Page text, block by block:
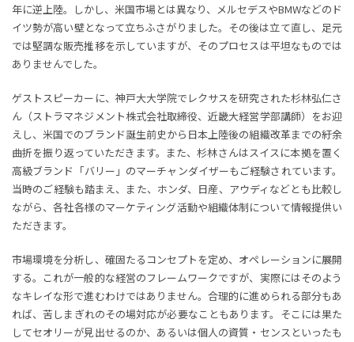
年に逆上陸。しかし、米国市場とは異なり、メルセデスやBMWなどのド
イツ勢が高い壁となって立ちふさがりました。その後は立て直し、足元
では堅調な販売推移を示していますが、そのプロセスは平坦なものでは
ありませんでした。
ゲストスピーカーに、神戸大大学院でレクサスを研究された杉林弘仁さ
ん（ストラマネジメント株式会社取締役、近畿大経営学部講師）をお迎
えし、米国でのブランド誕生前史から日本上陸後の組織改革までの紆余
曲折を振り返っていただきます。また、杉林さんはスイスに本拠を置く
高級ブランド「バリー」のマーチャンダイザーもご経験されています。
当時のご経験も踏まえ、また、ホンダ、日産、アウディなどとも比較し
ながら、各社各様のマーケティング活動や組織体制について情報提供い
ただきます。
市場環境を分析し、確固たるコンセプトを定め、オペレーションに展開
する。これが一般的な経営のフレームワークですが、実際にはそのよう
なキレイな形で進むわけではありません。合理的に進められる部分もあ
れば、苦しまぎれのその場対応が必要なこともあります。そこには果た
してセオリーが見出せるのか、あるいは個人の資質・センスといったも